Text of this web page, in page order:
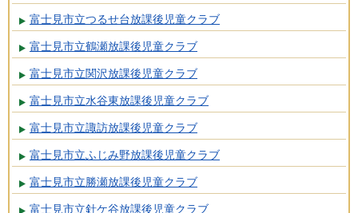
富士見市立つるせ台放課後児童クラブ
富士見市立鶴瀬放課後児童クラブ
富士見市立関沢放課後児童クラブ
富士見市立水谷東放課後児童クラブ
富士見市立諏訪放課後児童クラブ
富士見市立ふじみ野放課後児童クラブ
富士見市立勝瀬放課後児童クラブ
富士見市立針ケ谷放課後児童クラブ